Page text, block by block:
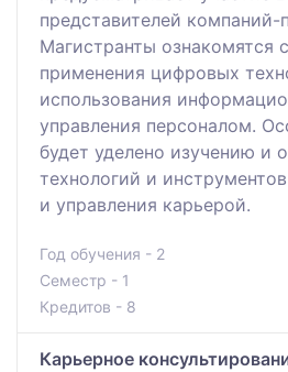
представителей компаний-
Магистранты ознакомятся
применения цифровых
использования
управления персоналом.
будет уделено изучению и
технологий и
и управления карьерой.
Год обучения - 2
Семестр - 1
Кредитов - 8
Карьерное